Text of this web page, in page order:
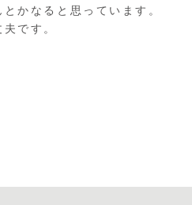
かなると思っています。
です。